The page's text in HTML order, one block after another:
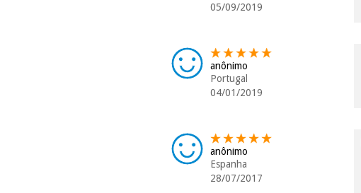
05/09/2019
anônimo
Portugal
04/01/2019
anônimo
Espanha
28/07/2017